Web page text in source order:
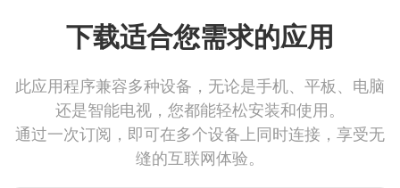
下载适合您需求的应用
此应用程序兼容多种设备，无论是手机、平板、电脑
还是智能电视，您都能轻松安装和使用。
通过一次订阅，即可在多个设备上同时连接，享受无
缝的互联网体验。